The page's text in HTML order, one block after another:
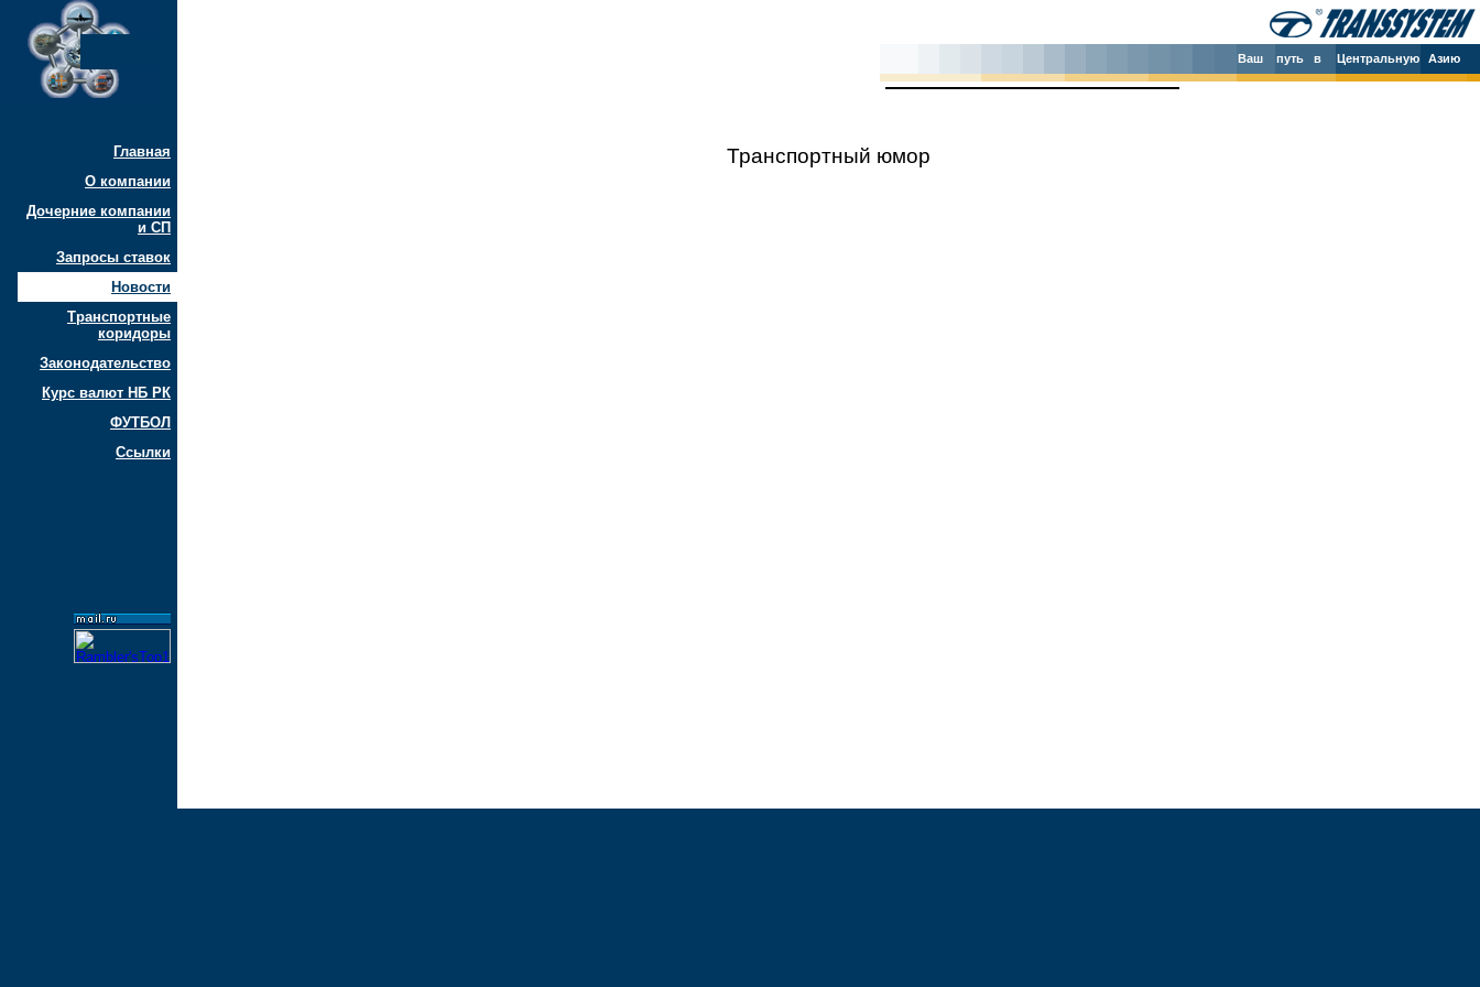
Главная
О компании
Дочерние компании
и СП
Запросы ставок
Новости
Транспортные
коридоры
Законодательство
Курс валют НБ РК
ФУТБОЛ
Ссылки
Ваш путь в Центральную Азию
Транспортный юмор